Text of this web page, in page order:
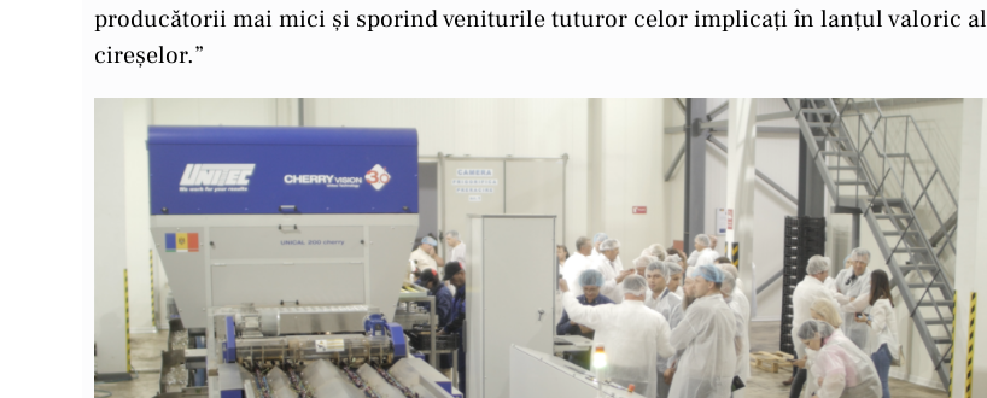
producătorii mai mici și sporind veniturile tuturor celor implicați în lanțul valoric al
cireșelor.”